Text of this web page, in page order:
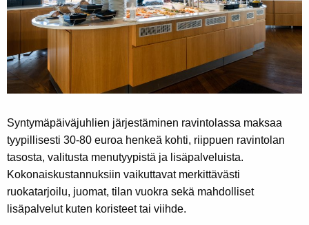
Syntymäpäiväjuhlien järjestäminen ravintolassa maksaa
tyypillisesti 30-80 euroa henkeä kohti, riippuen ravintolan
tasosta, valitusta menutyypistä ja lisäpalveluista.
Kokonaiskustannuksiin vaikuttavat merkittävästi
ruokatarjoilu, juomat, tilan vuokra sekä mahdolliset
lisäpalvelut kuten koristeet tai viihde.